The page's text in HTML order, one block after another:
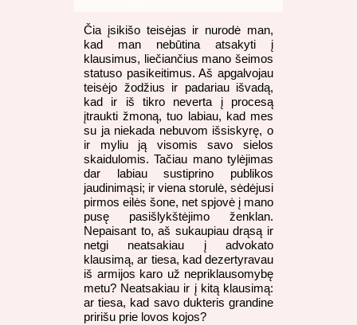
Čia įsikišo teisėjas ir nurodė man,
kad man nebūtina atsakyti į
klausimus, liečiančius mano šeimos
statuso pasikeitimus. Aš apgalvojau
teisėjo žodžius ir padariau išvadą,
kad ir iš tikro neverta į procesą
įtraukti žmoną, tuo labiau, kad mes
su ja niekada nebuvom išsiskyrę, o
ir myliu ją visomis savo sielos
skaidulomis. Tačiau mano tylėjimas
dar labiau sustiprino publikos
jaudinimąsi; ir viena storulė, sėdėjusi
pirmos eilės šone, net spjovė į mano
pusę pasišlykštėjimo ženklan.
Nepaisant to, aš sukaupiau drąsą ir
netgi neatsakiau į advokato
klausimą, ar tiesa, kad dezertyravau
iš armijos karo už nepriklausomybę
metu? Neatsakiau ir į kitą klausimą:
ar tiesa, kad savo dukteris grandine
pririšu prie lovos kojos?